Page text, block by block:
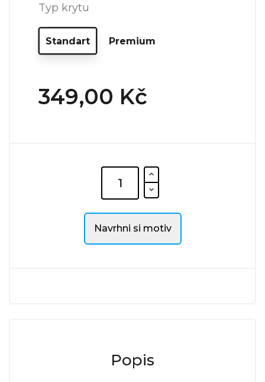
Typ krytu
Standart Premium
349,00 Kč
Navrhni si motiv
Popis